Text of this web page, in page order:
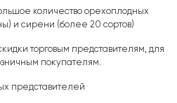
количество орехоплодных
и сирени (более 20 сортов)
торговым представителям, для
покупателям.
представителей